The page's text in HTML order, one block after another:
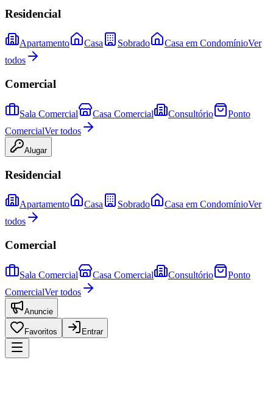
Residencial
Apartamento Casa Sobrado Casa em CondomínioVer
todos
Comercial
Sala Comercial Casa Comercial Consultório
Ponto
ComercialVer todos
Alugar
Residencial
Apartamento Casa Sobrado Casa em CondomínioVer
todos
Comercial
Sala Comercial Casa Comercial Consultório
Ponto
ComercialVer todos
Anuncie
Favoritos Entrar